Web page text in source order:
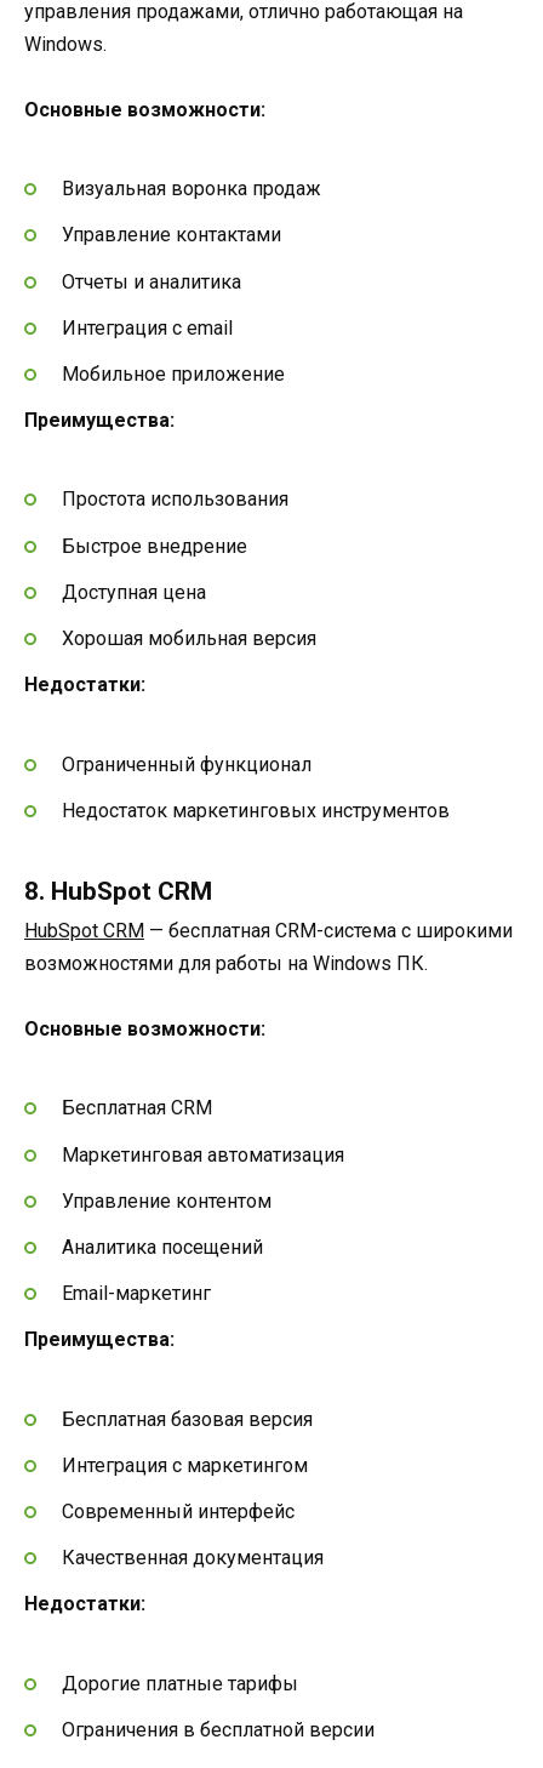
управления продажами, отлично работающая на
Windows.
Основные возможности:
Визуальная воронка продаж
Управление контактами
Отчеты и аналитика
Интеграция с email
Мобильное приложение
Преимущества:
Простота использования
Быстрое внедрение
Доступная цена
Хорошая мобильная версия
Недостатки:
Ограниченный функционал
Недостаток маркетинговых инструментов
8. HubSpot CRM
HubSpot CRM — бесплатная CRM-система с широкими
возможностями для работы на Windows ПК.
Основные возможности:
Бесплатная CRM
Маркетинговая автоматизация
Управление контентом
Аналитика посещений
Email-маркетинг
Преимущества:
Бесплатная базовая версия
Интеграция с маркетингом
Современный интерфейс
Качественная документация
Недостатки:
Дорогие платные тарифы
Ограничения в бесплатной версии